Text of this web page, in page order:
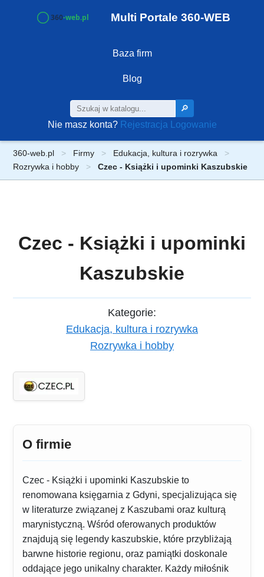
Multi Portale 360-WEB
Baza firm
Blog
🔎
Nie masz konta? Rejestracja Logowanie
360-web.pl Firmy
Edukacja, kultura i rozrywka
Rozrywka i hobby
Czec - Książki i upominki Kaszubskie
Czec - Książki i upominki
Kaszubskie
Kategorie:
Edukacja, kultura i rozrywka
Rozrywka i hobby
O firmie
Czec - Książki i upominki Kaszubskie to
renomowana księgarnia z Gdyni, specjalizująca się
w literaturze związanej z Kaszubami oraz kulturą
marynistyczną. Wśród oferowanych produktów
znajdują się legendy kaszubskie, które przybliżają
barwne historie regionu, oraz pamiątki doskonale
oddające jego unikalny charakter. Każdy miłośnik